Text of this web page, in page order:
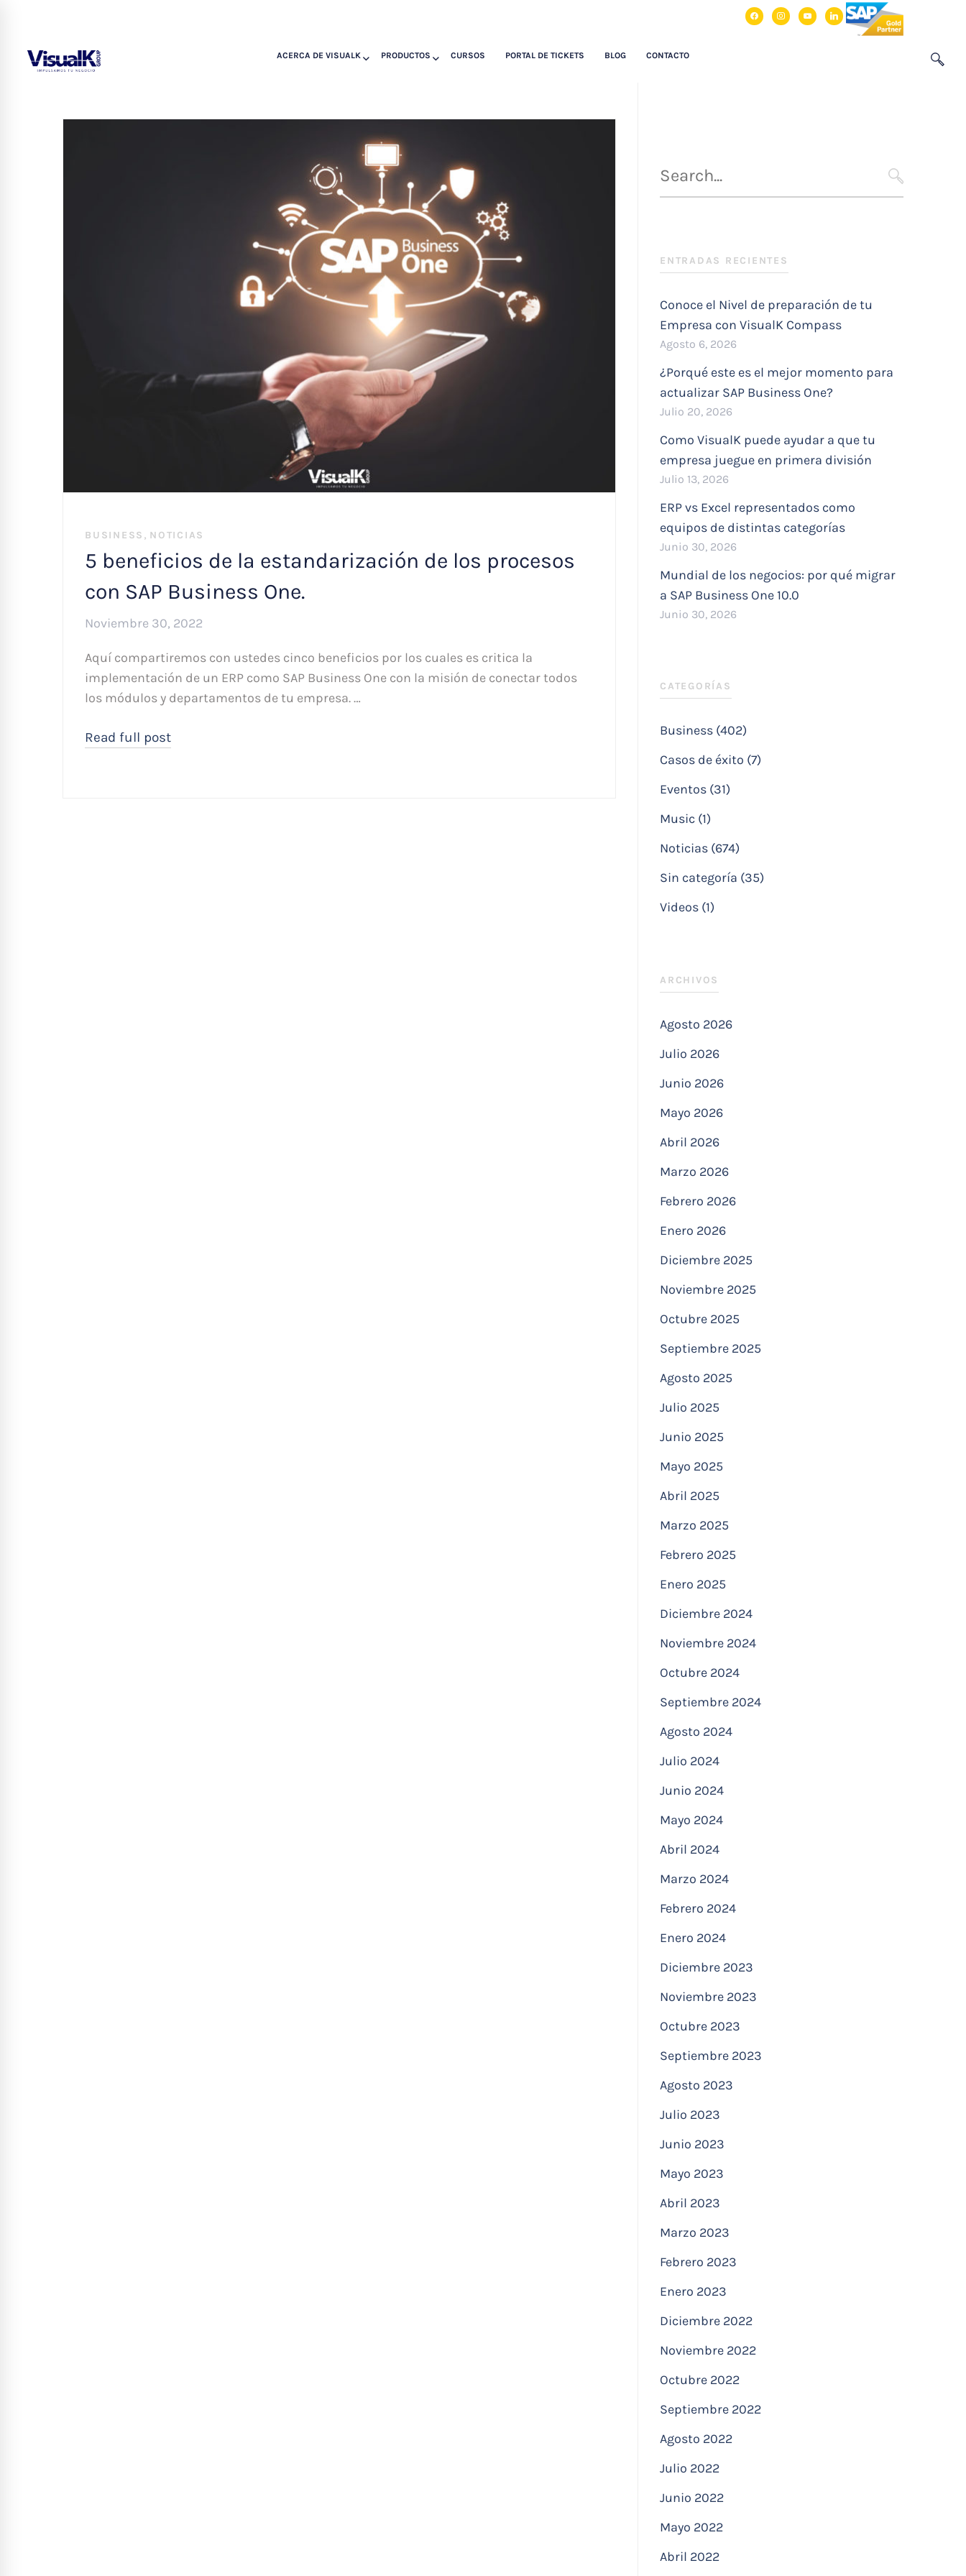
facebookinstagram
youtubelinkedin
ACERCA DE VISUALK PRODUCTOS CURSOS PORTAL DE TICKETS BLOG CONTACTO
BUSINESS , NOTICIAS
5 beneficios de la estandarización de los procesos
con SAP Business One.
Noviembre 30, 2022
Aquí compartiremos con ustedes cinco beneficios por los cuales es critica la
implementación de un ERP como SAP Business One con la misión de conectar todos
los módulos y departamentos de tu empresa. …
Read full post
para
SEARCH
ENTRADAS RECIENTES
Conoce el Nivel de preparación de tu
Empresa con VisualK Compass
Agosto 6, 2026
¿Porqué este es el mejor momento para
actualizar SAP Business One?
Julio 20, 2026
Como VisualK puede ayudar a que tu
empresa juegue en primera división
Julio 13, 2026
ERP vs Excel representados como
equipos de distintas categorías
Junio 30, 2026
Mundial de los negocios: por qué migrar
a SAP Business One 10.0
Junio 30, 2026
CATEGORÍAS
Business (402)
Casos de éxito (7)
Eventos (31)
Music (1)
Noticias (674)
Sin categoría (35)
Videos (1)
ARCHIVOS
Agosto 2026
Julio 2026
Junio 2026
Mayo 2026
Abril 2026
Marzo 2026
Febrero 2026
Enero 2026
Diciembre 2025
Noviembre 2025
Octubre 2025
Septiembre 2025
Agosto 2025
Julio 2025
Junio 2025
Mayo 2025
Abril 2025
Marzo 2025
Febrero 2025
Enero 2025
Diciembre 2024
Noviembre 2024
Octubre 2024
Septiembre 2024
Agosto 2024
Julio 2024
Junio 2024
Mayo 2024
Abril 2024
Marzo 2024
Febrero 2024
Enero 2024
Diciembre 2023
Noviembre 2023
Octubre 2023
Septiembre 2023
Agosto 2023
Julio 2023
Junio 2023
Mayo 2023
Abril 2023
Marzo 2023
Febrero 2023
Enero 2023
Diciembre 2022
Noviembre 2022
Octubre 2022
Septiembre 2022
Agosto 2022
Julio 2022
Junio 2022
Mayo 2022
Abril 2022